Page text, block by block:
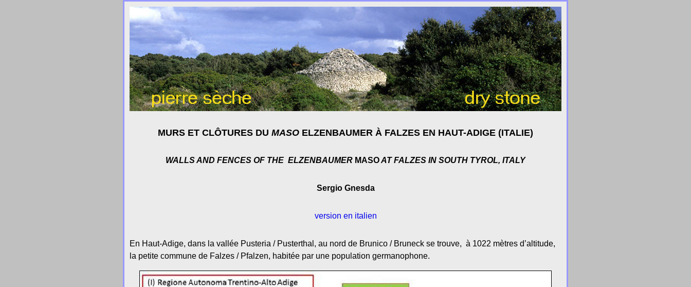
MURS ET CLÔTURES DU MASO ELZENBAUMER À FALZES EN HAUT-ADIGE (ITALIE)
WALLS AND FENCES OF THE ELZENBAUMER MASOAT FALZES IN SOUTH TYROL, ITALY
Sergio Gnesda
version en italien
En Haut-Adige, dans la vallée Pusteria / Pusterthal, au nord de Brunico / Bruneck se trouve, à 1022 mètres d’altitude,
la petite commune de Falzes / Pfalzen, habitée par une population germanophone.